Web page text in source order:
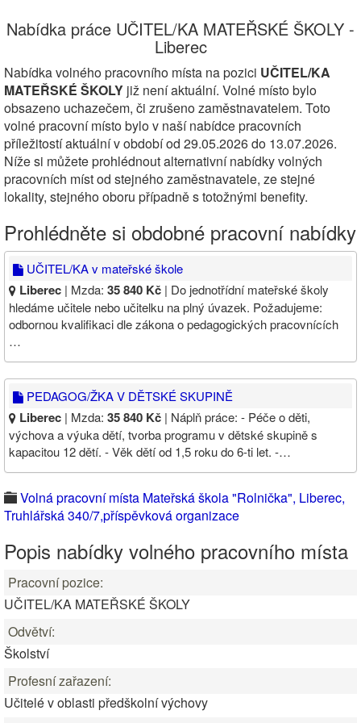
Nabídka práce UČITEL/KA MATEŘSKÉ ŠKOLY -
Liberec
Nabídka volného pracovního místa na pozici UČITEL/KA
MATEŘSKÉ ŠKOLY již není aktuální. Volné místo bylo
obsazeno uchazečem, či zrušeno zaměstnavatelem. Toto
volné pracovní místo bylo v naší nabídce pracovních
příležitostí aktuální v období od 29.05.2026 do 13.07.2026.
Níže si můžete prohlédnout alternativní nabídky volných
pracovních míst od stejného zaměstnavatele, ze stejné
lokality, stejného oboru případně s totožnými benefity.
Prohlédněte si obdobné pracovní nabídky
UČITEL/KA v mateřské škole
Liberec | Mzda: 35 840 Kč | Do jednotřídní mateřské školy
hledáme učitele nebo učitelku na plný úvazek. Požadujeme:
odbornou kvalifikaci dle zákona o pedagogických pracovnících
…
PEDAGOG/ŽKA V DĚTSKÉ SKUPINĚ
Liberec | Mzda: 35 840 Kč | Náplň práce: - Péče o děti,
výchova a výuka dětí, tvorba programu v dětské skupině s
kapacitou 12 dětí. - Věk dětí od 1,5 roku do 6-ti let. -…
Volná pracovní místa Mateřská škola "Rolnička", Liberec,
Truhlářská 340/7,příspěvková organizace
Popis nabídky volného pracovního místa
Pracovní pozice:
UČITEL/KA MATEŘSKÉ ŠKOLY
Odvětví:
Školství
Profesní zařazení:
Učitelé v oblasti předškolní výchovy